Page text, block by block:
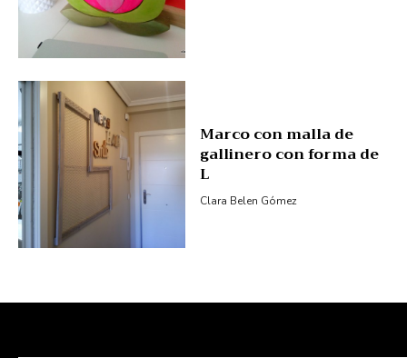
Marco con malla de
gallinero con forma de
L
Clara Belen Gómez